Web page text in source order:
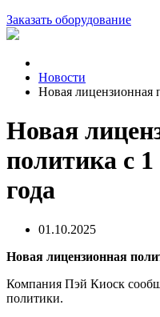
Заказать оборудование
Новости
Новая лицензионная
Новая
политика с
года
01.10.2025
Новая лицензионная
Компания Пэй Киоск
политики.